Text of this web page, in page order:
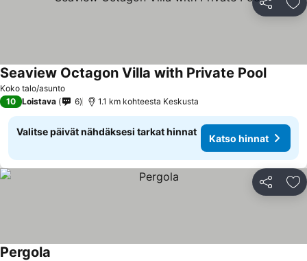
Jaa
Koko talo/asunto
Seaview Octagon Villa with Private Pool
10 Loistava 6 1.1 km kohteesta Keskusta
Valitse päivät nähdäksesi tarkat hinnat
Katso hinnat
Jaa
Pergola